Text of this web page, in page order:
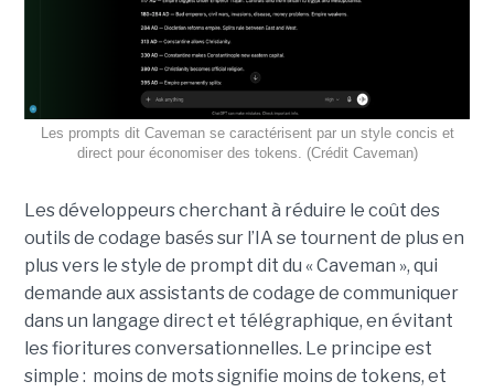
Les prompts dit Caveman se caractérisent par un style concis et
direct pour économiser des tokens. (Crédit Caveman)
Les développeurs cherchant à réduire le coût des
outils de codage basés sur l’IA se tournent de plus en
plus vers le style de prompt dit du « Caveman », qui
demande aux assistants de codage de communiquer
dans un langage direct et télégraphique, en évitant
les fioritures conversationnelles. Le principe est
simple : moins de mots signifie moins de tokens, et